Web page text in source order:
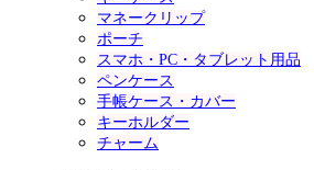
マネークリップ
ポーチ
スマホ・PC・タブレット用品
ペンケース
手帳ケース・カバー
キーホルダー
チャーム